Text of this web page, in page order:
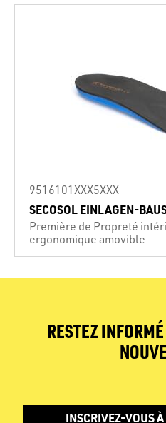
9516101XXX5XXX
SECOSOL EINLAGEN-
Première de Propreté
ergonomique amovible
RESTEZ
INSCRIVEZ-VOUS